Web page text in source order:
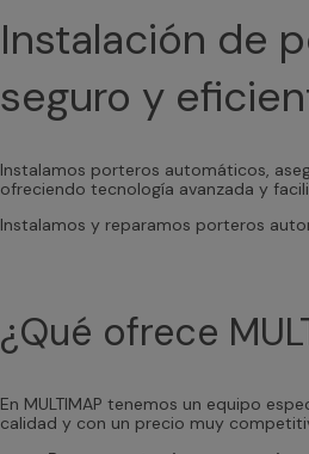
Instalación de
seguro y
Instalamos porteros automáticos,
ofreciendo tecnología avanzada y
Instalamos y reparamos porteros
¿Qué ofrece
En MULTIMAP tenemos un equipo
calidad y con un precio muy